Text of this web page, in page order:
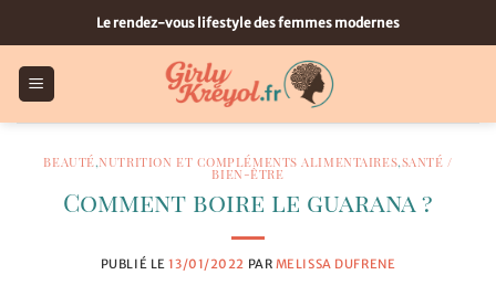
au
contenu
Le rendez-vous lifestyle des femmes modernes
BEAUTÉ,NUTRITION ET COMPLÉMENTS ALIMENTAIRES,SANTÉ /
BIEN-ÊTRE
Comment boire le guarana ?
PUBLIÉ LE13/01/2022 PAR MELISSA DUFRENE